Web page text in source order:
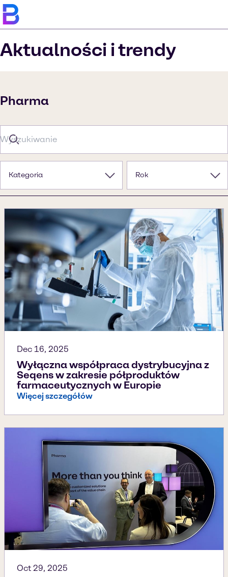
Aktualności i trendy
Pharma
Kategoria Rok
Dec 16, 2025
Wyłączna współpraca dystrybucyjna z
Seqens w zakresie półproduktów
farmaceutycznych w Europie
Więcej szczegółów
Oct 29, 2025